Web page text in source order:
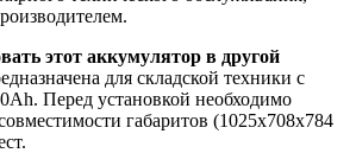
этот аккумулятор в другой
для складской техники с
Перед установкой необходимо
габаритов (1025x708x784